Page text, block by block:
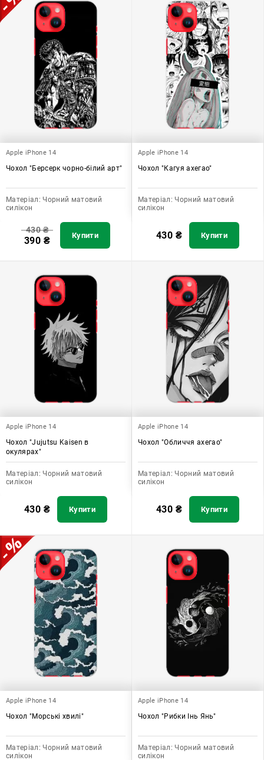
Apple iPhone 14
Чохол "Берсерк чорно-білий арт"
Матеріал: Чорний матовий
силікон
430₴
390 ₴ Купити
Apple iPhone 14
Чохол "Кагуя ахегао"
Матеріал: Чорний матовий
силікон
430 ₴ Купити
Apple iPhone 14
Чохол "Jujutsu Kaisen в
окулярах"
Матеріал: Чорний матовий
силікон
430 ₴ Купити
Apple iPhone 14
Чохол "Обличчя ахегао"
Матеріал: Чорний матовий
силікон
430 ₴ Купити
Apple iPhone 14
Чохол "Морські хвилі"
Матеріал: Чорний матовий
силікон
Apple iPhone 14
Чохол "Рибки Інь Янь"
Матеріал: Чорний матовий
силікон